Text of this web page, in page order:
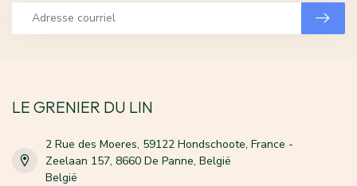
LE GRENIER DU LIN
2 Rue des Moeres, 59122 Hondschoote, France -
Zeelaan 157, 8660 De Panne, België
België